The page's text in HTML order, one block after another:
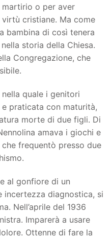
o per aver
cristiane. Ma come
bambina di così tenera
storia della Chiesa.
Congregazione, che
quale i genitori
praticata con maturità,
morte di due figli. Di
amava i giochi e
frequentò presso due
al gonfiore di un
incertezza diagnostica, si
Nell’aprile del 1936
Imparerà a usare
Ottenne di fare la